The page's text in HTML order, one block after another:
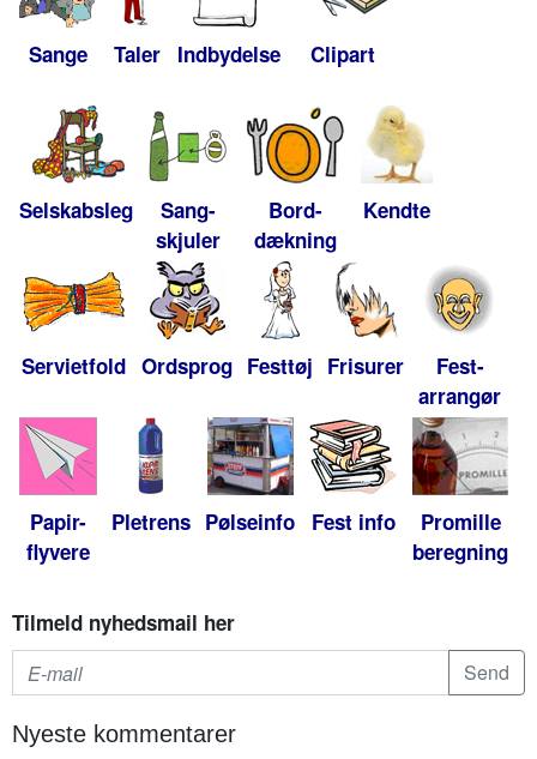
Sange Taler Indbydelse Clipart
Selskabsleg
Sang-
skjuler
Bord-
dækning
Kendte
Servietfold Ordsprog Festtøj Frisurer
Fest-
arrangør
Papir-
flyvere
Pletrens Pølseinfo Fest info
Promille
beregning
Tilmeld nyhedsmail her
Nyeste kommentarer